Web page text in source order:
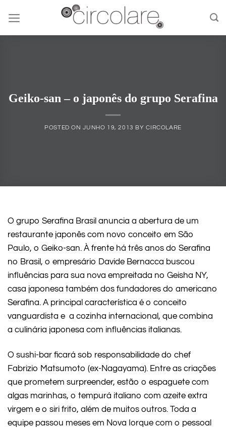
content
Geiko-san – o japonês do grupo Serafina
POSTED ONJUNHO 19, 2013 BYCIRCOLARE
O grupo Serafina Brasil anuncia a abertura de um
restaurante japonês com novo conceito em São
Paulo, o Geiko-san. À frente há três anos do Serafina
no Brasil, o empresário Davide Bernacca buscou
influências para sua nova empreitada no Geisha NY,
casa japonesa também dos fundadores do americano
Serafina. A principal característica é o conceito
vanguardista e a cozinha internacional, que combina
a culinária japonesa com influências italianas.
O sushi-bar ficará sob responsabilidade do chef
Fabrizio Matsumoto (ex-Nagayama). Entre as criações
que prometem surpreender, estão o espaguete com
algas marinhas, o tempurá italiano com azeite extra
virgem e o siri frito, além de muitos outros. Toda a
equipe passou meses em Nova Iorque com o pessoal